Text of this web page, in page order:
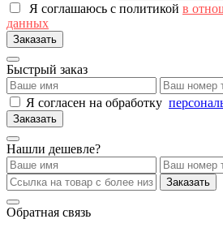
Я соглашаюсь с политикой в
данных
Заказать
Быстрый заказ
Я согласен на обработку
Заказать
Нашли дешевле?
Заказать
Обратная связь